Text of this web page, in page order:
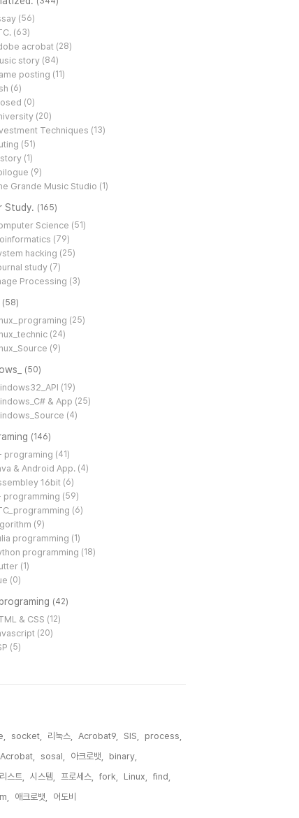
(56)
(63)
acrobat (28)
story (84)
posting (11)
(6)
(0)
(20)
Techniques (13)
(51)
(1)
(9)
Grande Music Studio (1)
Study. (165)
Science (51)
(79)
hacking (25)
study (7)
Processing (3)
(58)
(25)
(24)
(9)
(50)
(19)
& App (25)
(4)
(146)
programing (41)
& Android App. (4)
16bit (6)
programming (59)
(6)
(9)
programming (1)
programming (18)
(1)
(0)
(42)
& CSS (12)
(20)
(5)
socket, 리눅스, Acrobat9, SIS,
process,
Acrobat, sosal, 아크로뱃,
binary,
스트,
시스템, 프로세스, fork, Linux,
find,
애크로뱃, 어도비,